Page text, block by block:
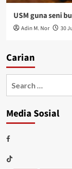
USM guna seni
Adin M. Nor 30
Carian
Media Sosial